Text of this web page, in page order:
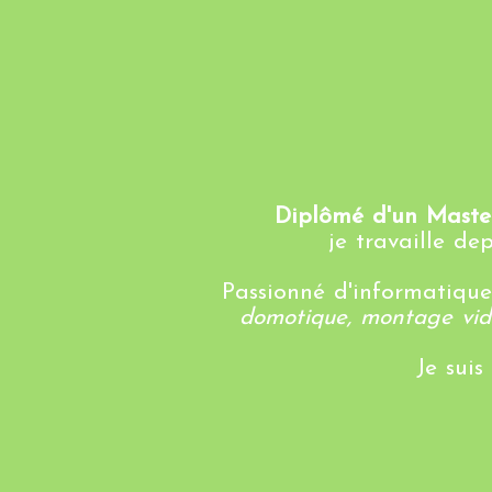
Diplômé d'un
je travaille
Passionné
domotique, montage
Je